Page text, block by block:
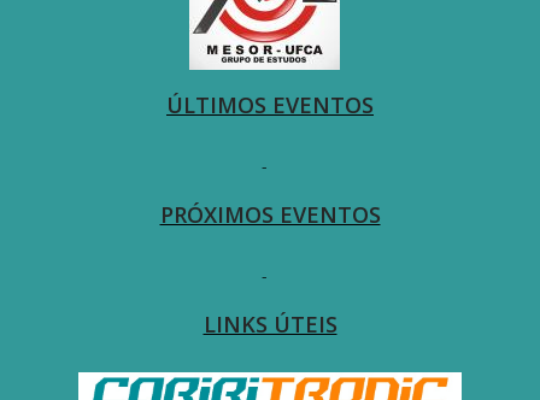
ÚLTIMOS EVENTOS
-
PRÓXIMOS EVENTOS
-
LINKS ÚTEIS